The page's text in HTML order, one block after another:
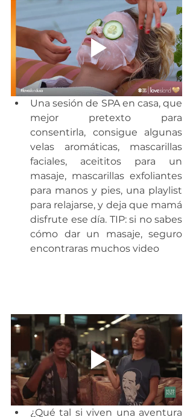
Una sesión de SPA en casa, que
mejor pretexto para
consentirla, consigue algunas
velas aromáticas, mascarillas
faciales, aceititos para un
masaje, mascarillas exfoliantes
para manos y pies, una playlist
para relajarse, y deja que mamá
disfrute ese día. TIP: si no sabes
cómo dar un masaje, seguro
encontraras muchos video
¿Qué tal si viven una aventura